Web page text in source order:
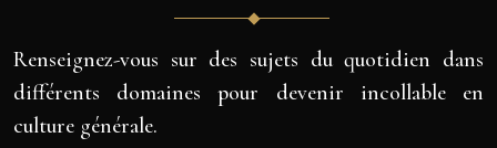
Renseignez-vous sur des sujets du quotidien dans
différents domaines pour devenir incollable en
culture générale.